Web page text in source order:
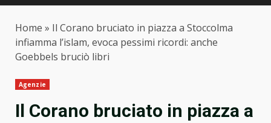
Home » Il Corano bruciato in piazza a Stoccolma
infiamma l’islam, evoca pessimi ricordi: anche
Goebbels bruciò libri
Agenzie
Il Corano bruciato in piazza a